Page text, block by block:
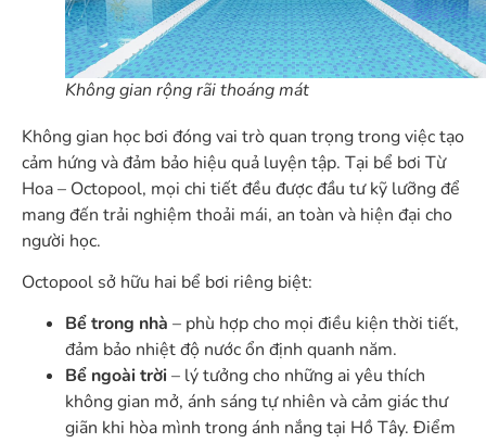
Không gian rộng rãi thoáng mát
Không gian học bơi đóng vai trò quan trọng trong việc tạo
cảm hứng và đảm bảo hiệu quả luyện tập. Tại bể bơi Từ
Hoa – Octopool, mọi chi tiết đều được đầu tư kỹ lưỡng để
mang đến trải nghiệm thoải mái, an toàn và hiện đại cho
người học.
Octopool sở hữu hai bể bơi riêng biệt:
Bể trong nhà – phù hợp cho mọi điều kiện thời tiết,
đảm bảo nhiệt độ nước ổn định quanh năm.
Bể ngoài trời– lý tưởng cho những ai yêu thích
không gian mở, ánh sáng tự nhiên và cảm giác thư
giãn khi hòa mình trong ánh nắng tại Hồ Tây. Điểm